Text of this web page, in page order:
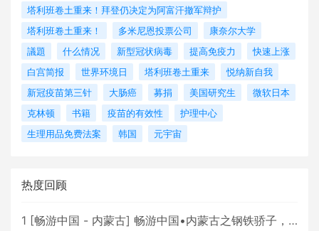
塔利班卷土重来！拜登仍决定为阿富汗撤军辩护
塔利班卷土重来！
多米尼恩投票公司
康奈尔大学
議題
什么情况 新型冠状病毒 提高免疫力
快速上涨
白宫简报
世界环境日 塔利班卷土重来
悦纳新自我
新冠疫苗第三针
大肠癌 募捐 美国研究生
微软日本
克林顿
书籍 疫苗的有效性
护理中心
生理用品免费法案
韩国 元宇宙
热度回顾
1 [畅游中国 - 内蒙古] 畅游中国•内蒙古之钢铁骄子，魅力包头